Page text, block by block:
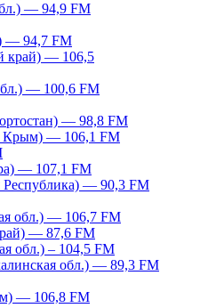
— 94,9 FM
— 94,7 FM
край) — 106,5
— 100,6 FM
— 98,8 FM
Крым) — 106,1 FM
— 107,1 FM
Республика) — 90,3 FM
обл.) — 106,7 FM
— 87,6 FM
обл.) – 104,5 FM
обл.) — 89,3 FM
— 106,8 FM